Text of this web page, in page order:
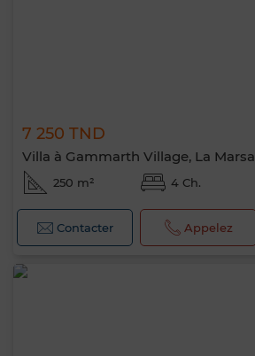
7 250 TND
Villa à Gammarth Village, La Marsa
250 m² 4 Ch.
Contacter Appelez